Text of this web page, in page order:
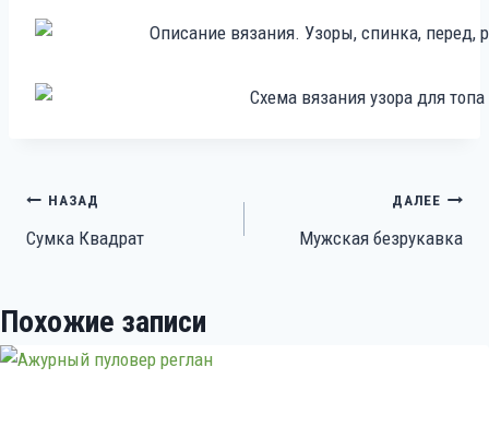
Навигация
по
НАЗАД
Сумка Квадрат
ДАЛЕЕ
Мужская безрукавка
Похожие записи